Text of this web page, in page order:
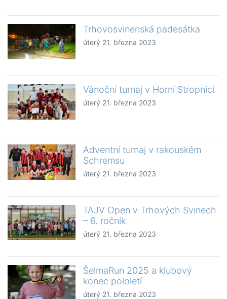
Trhovosvinenská padesátka
úterý 21. března 2023
Vánoční turnaj v Horní Stropnici
úterý 21. března 2023
Adventní turnaj v rakouském
Schremsu
úterý 21. března 2023
TAJV Open v Trhových Svinech
– 6. ročník
úterý 21. března 2023
ŠelmaRun 2025 a klubový
konec pololetí
úterý 21. března 2023